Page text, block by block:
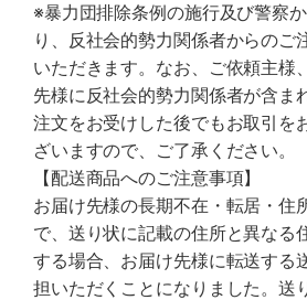
※暴力団排除条例の施行及び警察
り、反社会的勢力関係者からのご
いただきます。なお、ご依頼主様
先様に反社会的勢力関係者が含ま
注文をお受けした後でもお取引を
ざいますので、ご了承ください。
【配送商品へのご注意事項】
お届け先様の長期不在・転居・住
で、送り状に記載の住所と異なる
する場合、お届け先様に転送する
担いただくことになりました。送